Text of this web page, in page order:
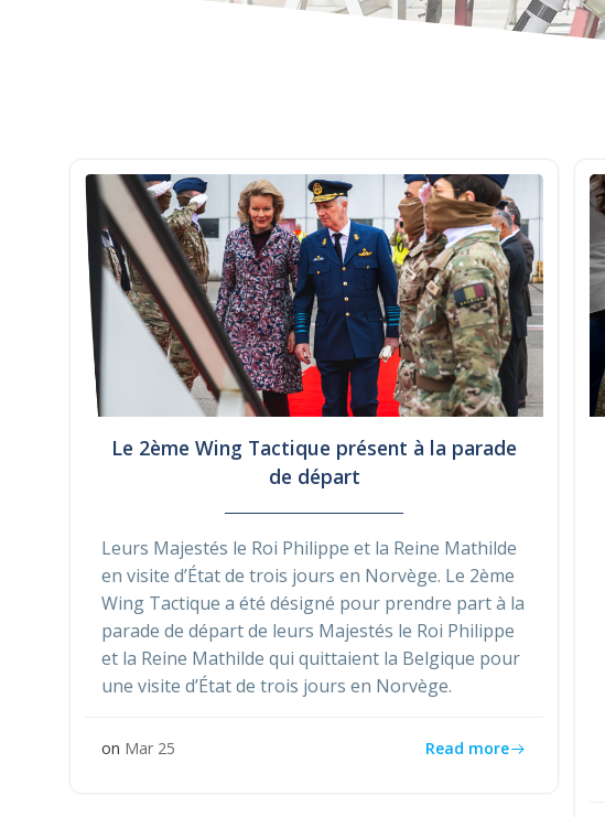
Le 2ème Wing Tactique présent à la parade
de départ
Leurs Majestés le Roi Philippe et la Reine Mathilde
en visite d’État de trois jours en Norvège. Le 2ème
Wing Tactique a été désigné pour prendre part à la
parade de départ de leurs Majestés le Roi Philippe
et la Reine Mathilde qui quittaient la Belgique pour
une visite d’État de trois jours en Norvège.
on Mar 25 Read more